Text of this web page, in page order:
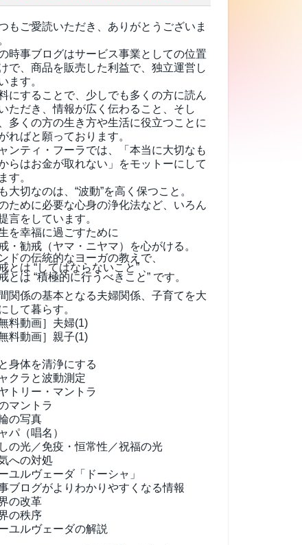
もご愛読いただき、ありがとうございま
時事ブログはサービス事業としての位置
で、商品を販売した利益で、独立運営し
ます。
にすることで、少しでも多くの方に読ん
ただき、情報が広く伝わること、そし
多くの方の生き方や生活に役立つことに
ればと願っております。
ンティ・フーラでは、「本当に大切なも
らはお金が取れない」をモットーにして
す。
大切なのは、“波動”を高く保つこと。
ために必要な心身の浄化法など、いろん
言をしています。
を幸福に過ごすために
・勧戒（ヤマ・ニヤマ）を心がける。
ドの伝統的なヨーガの教えで、
とは “してはならないこと” 、
とは “積極的に行うべきこと” です。
関係の基本となる夫婦関係、子育てを大
して暮らす。
無料動画］夫婦(1)
無料動画］親子(1)
身体を清浄にする
クラと波動測定
トリー・マントラ
マントラ
の写真
パ（唱名）
の光／免疫・恒常性／祝福の光
への対処
ユルヴェーダ「ドーシャ」
ブログがよりわかりやすくなる情報
の改革
の秩序
ユルヴェーダの解説